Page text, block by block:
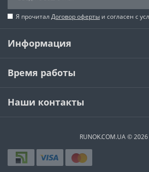
Я прочитал Договор оферты и согласен с
Информация
Время работы
Наши контакты
RUNOK.COM.UA © 2026